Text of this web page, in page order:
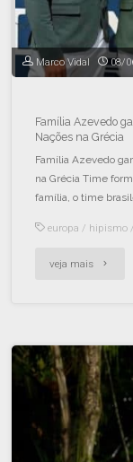
Marco Vidal 08/
Família Azevedo
Nações na Grécia
Família Azevedo
na Grécia Time
família, o time
europa / hipismo /
veja mais